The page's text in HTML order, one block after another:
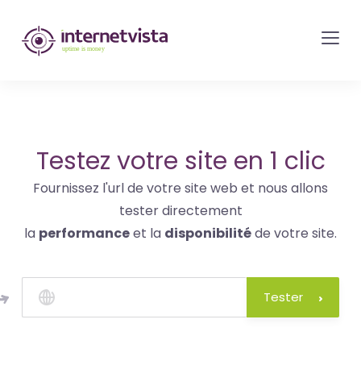
internetvista
monitoring
site
web
et
de
services
internet-
Uptime
is
Testez votre site en 1 clic
Fournissez l'url de votre site web et nous allons
tester directement
la performanceet la disponibilitéde votre site.
Tester